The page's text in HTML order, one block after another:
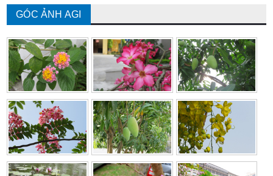
GÓC ẢNH AGI